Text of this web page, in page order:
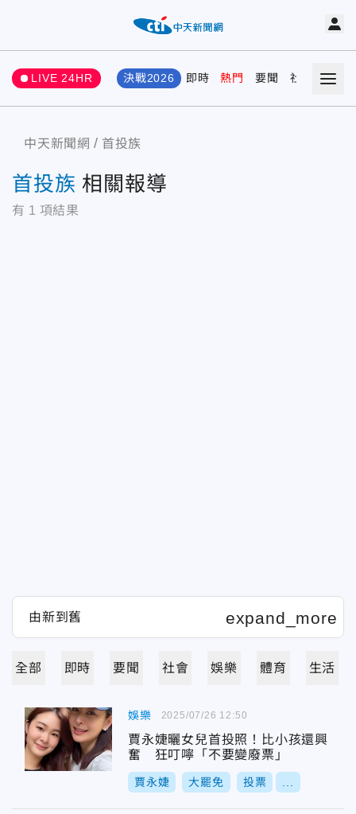
LIVE 24HR 決戰2026 即時 熱門 要聞 社會 娛樂
中天新聞網 首投族
首投族 相關報導
有 1 項結果
全部 即時 要聞 社會 娛樂 體育 生活
娛樂
賈永婕曬女兒首投照！比小孩還興
奮 狂叮嚀「不要變廢票」
賈永婕 大罷免 投票
2025/07/26 12:50